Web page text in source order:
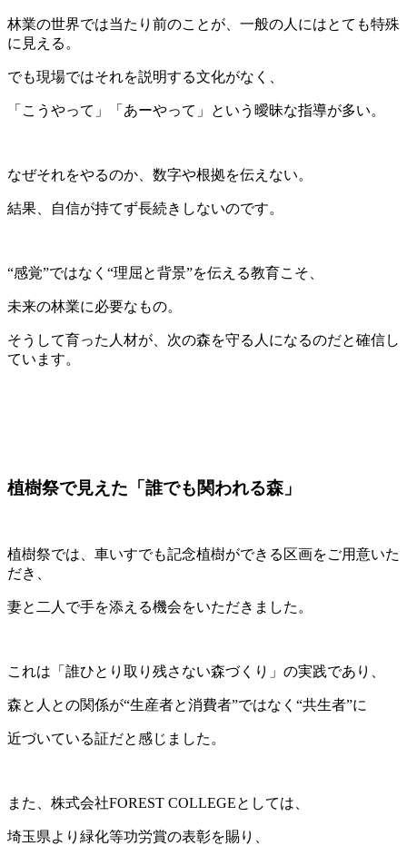
林業の世界では当たり前のことが、一般の人にはとても特殊
に見える。
でも現場ではそれを説明する文化がなく、
「こうやって」「あーやって」という曖昧な指導が多い。
なぜそれをやるのか、数字や根拠を伝えない。
結果、自信が持てず長続きしないのです。
“感覚”ではなく“理屈と背景”を伝える教育こそ、
未来の林業に必要なもの。
そうして育った人材が、次の森を守る人になるのだと確信し
ています。
植樹祭で見えた「誰でも関われる森」
植樹祭では、車いすでも記念植樹ができる区画をご用意いた
だき、
妻と二人で手を添える機会をいただきました。
これは「誰ひとり取り残さない森づくり」の実践であり、
森と人との関係が“生産者と消費者”ではなく“共生者”に
近づいている証だと感じました。
また、株式会社FOREST COLLEGEとしては、
埼玉県より緑化等功労賞の表彰を賜り、